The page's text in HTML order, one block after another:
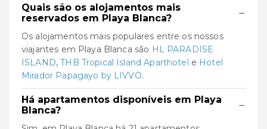
Quais são os alojamentos mais
reservados em Playa Blanca?
−
Os alojamentos mais populares entre os nossos
viajantes em Playa Blanca são HL PARADISE
ISLAND,THB Tropical Island Aparthotel e Hotel
Mirador Papagayo by LIVVO.
Há apartamentos disponíveis em Playa
Blanca?
−